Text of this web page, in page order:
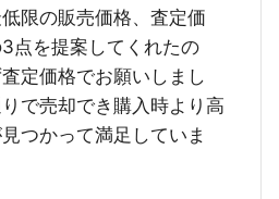
限の販売価格、査定価
点を提案してくれたの
定価格でお願いしまし
で売却でき購入時より高
つかって満足していま